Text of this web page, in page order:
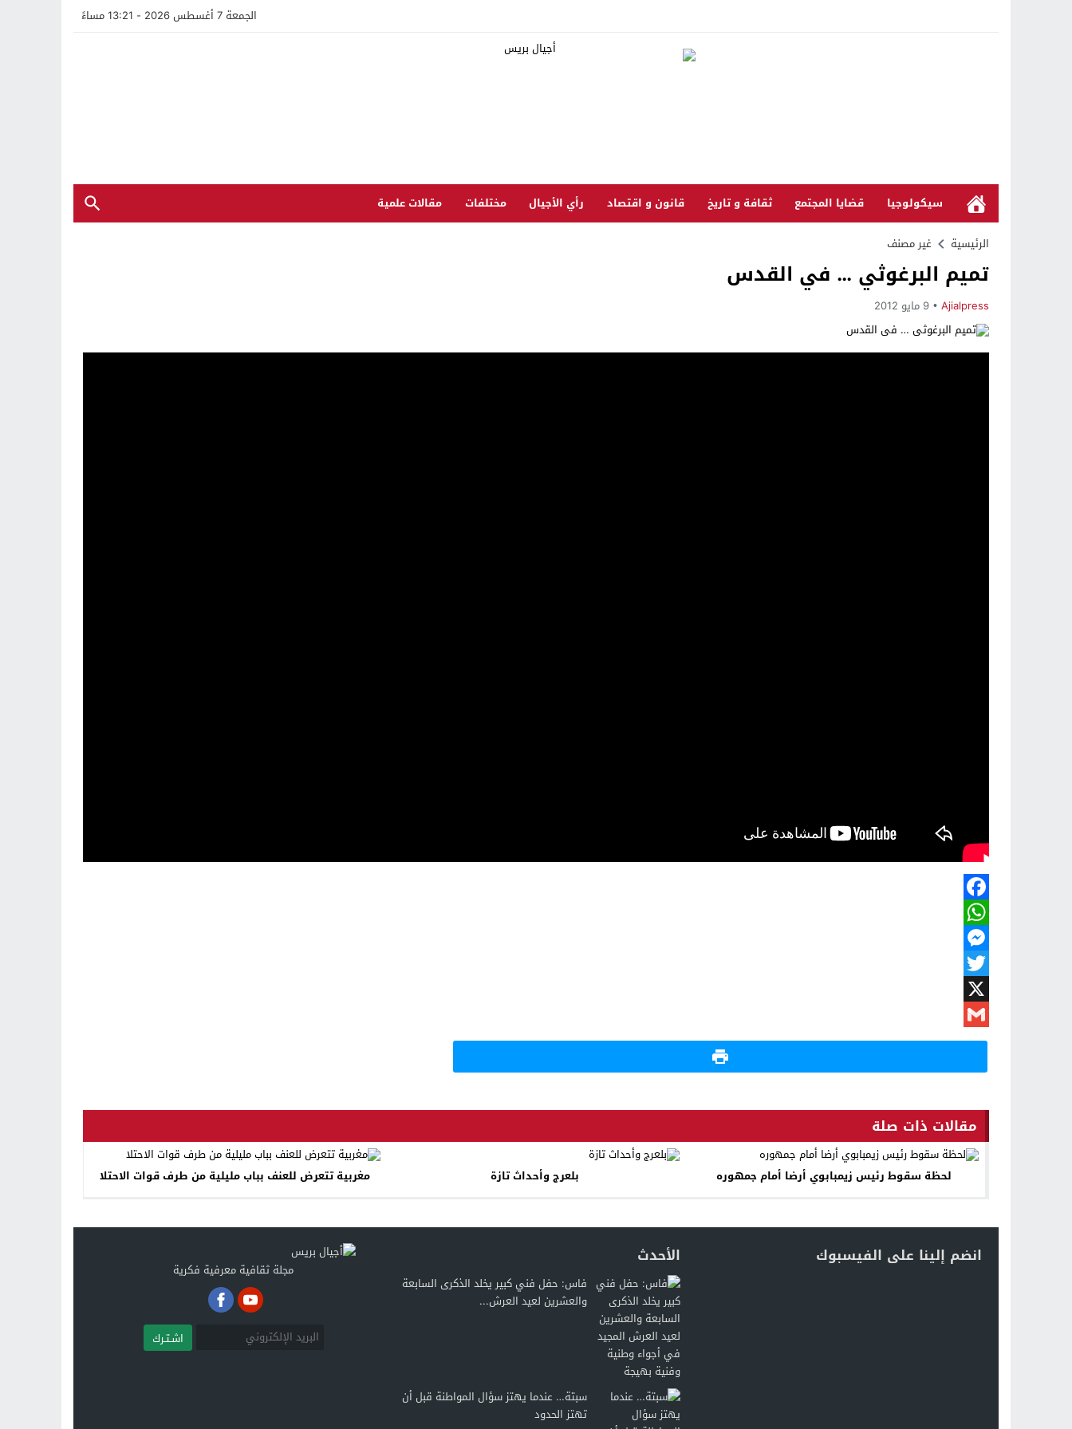
الجمعة 7 أغسطس 2026 - 13:21 مساءً
سيكولوجيا قضايا المجتمع ثقافة و تاريخ قانون و اقتصاد رأي الأجيال مختلفات مقالات علمية
الرئيسية غير مصنف
تميم البرغوثي … في القدس
Ajialpress 9 مايو 2012
Facebook
WhatsApp
Messenger
Twitter
X
Gmail
مقالات ذات صلة
لحظة سقوط رئيس زيمبابوي أرضا أمام جمهوره بلعرج وأحداث تازة مغربية تتعرض للعنف بباب مليلية من طرف قوات الاحتلا
انضم إلينا على الفيسبوك الأحدث
فاس: حفل فني كبير يخلد الذكرى السابعة
والعشرين لعيد العرش...
سبتة… عندما يهتز سؤال المواطنة قبل أن
تهتز الحدود
مجلة ثقافية معرفية فكرية
اشـتـرك